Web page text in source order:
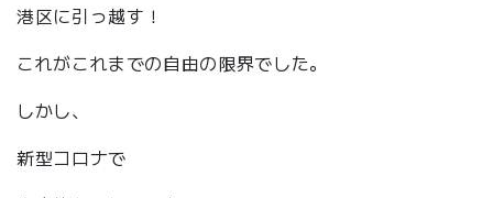
港区に引っ越す！
これがこれまでの自由の限界でした。
しかし、
新型コロナで